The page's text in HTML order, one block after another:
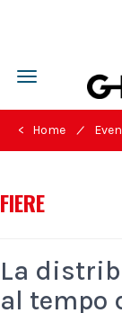
Toggle
navigation
< Home /
FIERE
La
al tempo